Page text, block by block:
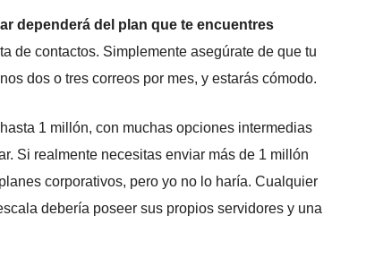
dependerá del plan que te encuentres
de contactos. Simplemente asegúrate de que tu
dos o tres correos por mes, y estarás cómodo.
1 millón, con muchas opciones intermedias
Si realmente necesitas enviar más de 1 millón
corporativos, pero yo no lo haría. Cualquier
debería poseer sus propios servidores y una